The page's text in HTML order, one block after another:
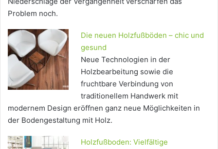
Problem noch.
Die neuen Holzfußböden – chic und
gesund
Neue Technologien in der
Holzbearbeitung sowie die
fruchtbare Verbindung von
traditionellem Handwerk mit
modernem Design eröffnen ganz neue Möglichkeiten in
der Bodengestaltung mit Holz.
Holzfußboden: Vielfältige